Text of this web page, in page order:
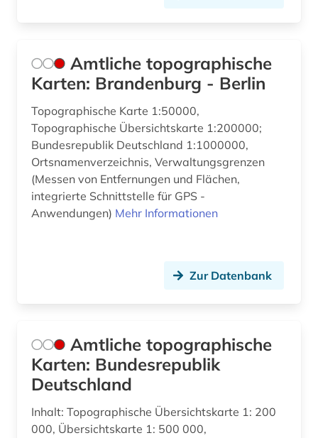
führer (1)
gauß, carl friedrich | mathematiker; geodät;
gb-außenpolitik (1)
gedenktag (1)
geisteswissenschaft (1)
gender (1)
genetische ressourcen (1)
genf (1)
gentechnik (1)
Amtliche topographische
Karten: Brandenburg - Berlin
Topographische Karte 1:50000,
Topographische Übersichtskarte 1:200000;
Bundesrepublik Deutschland 1:1000000,
Ortsnamenverzeichnis, Verwaltungsgrenzen
(Messen von Entfernungen und Flächen,
integrierte Schnittstelle für GPS -
Anwendungen) Mehr Informationen
Zur Datenbank
Amtliche topographische
Karten: Bundesrepublik
Deutschland
Inhalt: Topographische Übersichtskarte 1: 200
000, Übersichtskarte 1: 500 000,